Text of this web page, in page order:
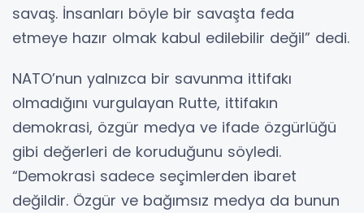
savaş. İnsanları böyle bir savaşta feda
etmeye hazır olmak kabul edilebilir değil” dedi.
NATO’nun yalnızca bir savunma ittifakı
olmadığını vurgulayan Rutte, ittifakın
demokrasi, özgür medya ve ifade özgürlüğü
gibi değerleri de koruduğunu söyledi.
“Demokrasi sadece seçimlerden ibaret
değildir. Özgür ve bağımsız medya da bunun